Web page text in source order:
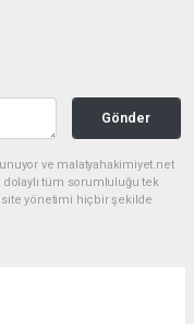
Gönder
ve malatyahakimiyet.net
dolaylı tüm sorumluluğu tek
site yönetimi hiçbir şekilde